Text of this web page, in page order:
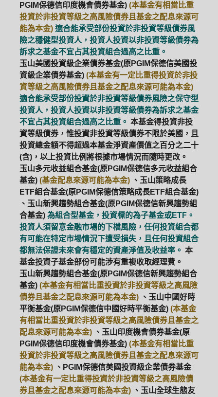
PGIM保德信印度機會債券基金) (本基金有相當比重
投資於非投資等級之高風險債券且基金之配息來源可
能為本金) 適合能承受部份投資於非投資等級債券風
險之穩健型投資人，投資人投資以非投資等級債券為
訴求之基金不宜占其投資組合過高之比重。
玉山美國投資級企業債券基金(原PGIM保德信美國投
資級企業債券基金) (本基金有一定比重得投資於非投
資等級之高風險債券且基金之配息來源可能為本金)
適合能承受部份投資於非投資等級債券風險之保守型
投資人，投資人投資以非投資等級債券為訴求之基金
不宜占其投資組合過高之比重。 本基金得投資非投
資等級債券，惟投資非投資等級債券不限於美國，且
投資總金額不得超過本基金淨資產價值之百分之二十
(含)，以上投資比例將根據市場情況而隨時更改。
玉山多元收益組合基金(原PGIM保德信多元收益組合
基金) (基金配息來源可能為本金) 、玉山策略成長
ETF組合基金(原PGIM保德信策略成長ETF組合基金)
、玉山新興趨勢組合基金(原PGIM保德信新興趨勢組
合基金) 為組合型基金，投資標的為子基金或ETF。
投資人須留意金融市場的下檔風險，任何投資組合都
有可能在特定市場情況下遭受損失，且任何投資組合
都無法保證未來會有穩定的資產淨值及收益率。 本
基金投資子基金部份可能涉有重複收取經理費。
玉山新興趨勢組合基金(原PGIM保德信新興趨勢組合
基金) (本基金有相當比重投資於非投資等級之高風險
債券且基金之配息來源可能為本金) 、玉山中國好時
平衡基金(原PGIM保德信中國好時平衡基金) (本基金
有相當比重投資於非投資等級之高風險債券且基金之
配息來源可能為本金) 、玉山印度機會債券基金(原
PGIM保德信印度機會債券基金) (本基金有相當比重
投資於非投資等級之高風險債券且基金之配息來源可
能為本金) 、PGIM保德信美國投資級企業債券基金
(本基金有一定比重得投資於非投資等級之高風險債
券且基金之配息來源可能為本金) 、玉山全球生態友